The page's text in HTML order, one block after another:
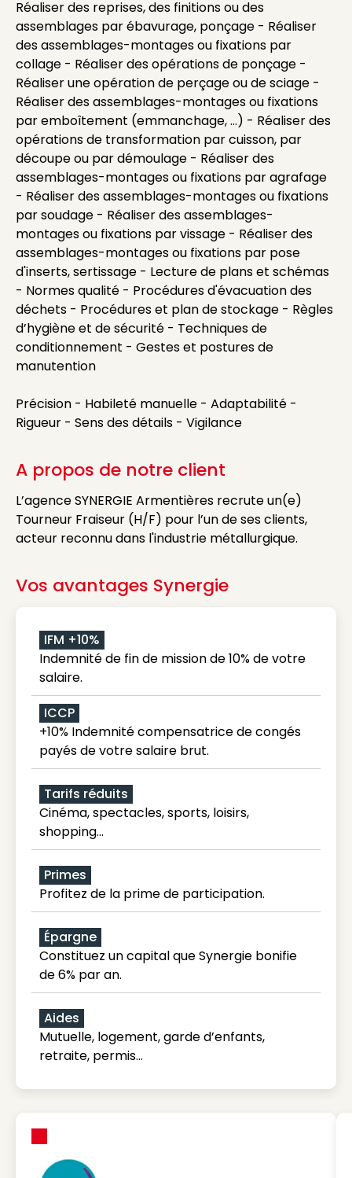
Réaliser des reprises, des finitions ou des
assemblages par ébavurage, ponçage - Réaliser
des assemblages-montages ou fixations par
collage - Réaliser des opérations de ponçage -
Réaliser une opération de perçage ou de sciage -
Réaliser des assemblages-montages ou fixations
par emboîtement (emmanchage, ...) - Réaliser des
opérations de transformation par cuisson, par
découpe ou par démoulage - Réaliser des
assemblages-montages ou fixations par agrafage
- Réaliser des assemblages-montages ou fixations
par soudage - Réaliser des assemblages-
montages ou fixations par vissage - Réaliser des
assemblages-montages ou fixations par pose
d'inserts, sertissage - Lecture de plans et schémas
- Normes qualité - Procédures d'évacuation des
déchets - Procédures et plan de stockage - Règles
d’hygiène et de sécurité - Techniques de
conditionnement - Gestes et postures de
manutention
Précision - Habileté manuelle - Adaptabilité -
Rigueur - Sens des détails - Vigilance
A propos de notre client
L’agence SYNERGIE Armentières recrute un(e)
Tourneur Fraiseur (H/F) pour l’un de ses clients,
acteur reconnu dans l'industrie métallurgique.
Vos avantages Synergie
IFM +10%
Indemnité de fin de mission de 10% de votre
salaire.
ICCP
+10% Indemnité compensatrice de congés
payés de votre salaire brut.
Tarifs réduits
Cinéma, spectacles, sports, loisirs,
shopping...
Primes
Profitez de la prime de participation.
Épargne
Constituez un capital que Synergie bonifie
de 6% par an.
Aides
Mutuelle, logement, garde d’enfants,
retraite, permis…